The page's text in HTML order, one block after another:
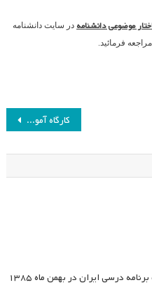
موضوعی دانشنامه در سایت دانشنامه
مراجعه فرمائید
کارگاه آموزش نرم افزار مدیریت اطلاعات و استنادهای علمی
درسی ایران در بهمن ماه ۱۳۸۵